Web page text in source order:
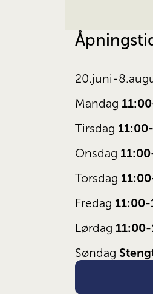
20.juni-
Mandag
Tirsdag
Onsdag
Torsdag
Fredag
Lørdag
Søndag